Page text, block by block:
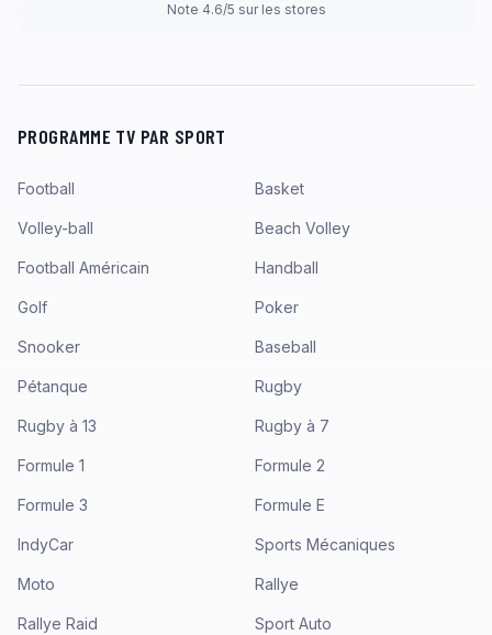
Note 4.6/5 sur les stores
PROGRAMME TV PAR SPORT
Football Basket
Volley-ball Beach Volley
Football Américain Handball
Golf Poker
Snooker Baseball
Pétanque Rugby
Rugby à 13 Rugby à 7
Formule 1 Formule 2
Formule 3 Formule E
IndyCar Sports Mécaniques
Moto Rallye
Rallye Raid Sport Auto